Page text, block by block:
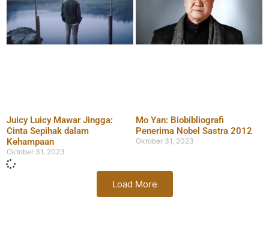
Juicy Luicy Mawar Jingga:
Cinta Sepihak dalam
Kehampaan
Oktober 31, 2023
Mo Yan: Biobibliografi
Penerima Nobel Sastra 2012
Oktober 31, 2023
Load More